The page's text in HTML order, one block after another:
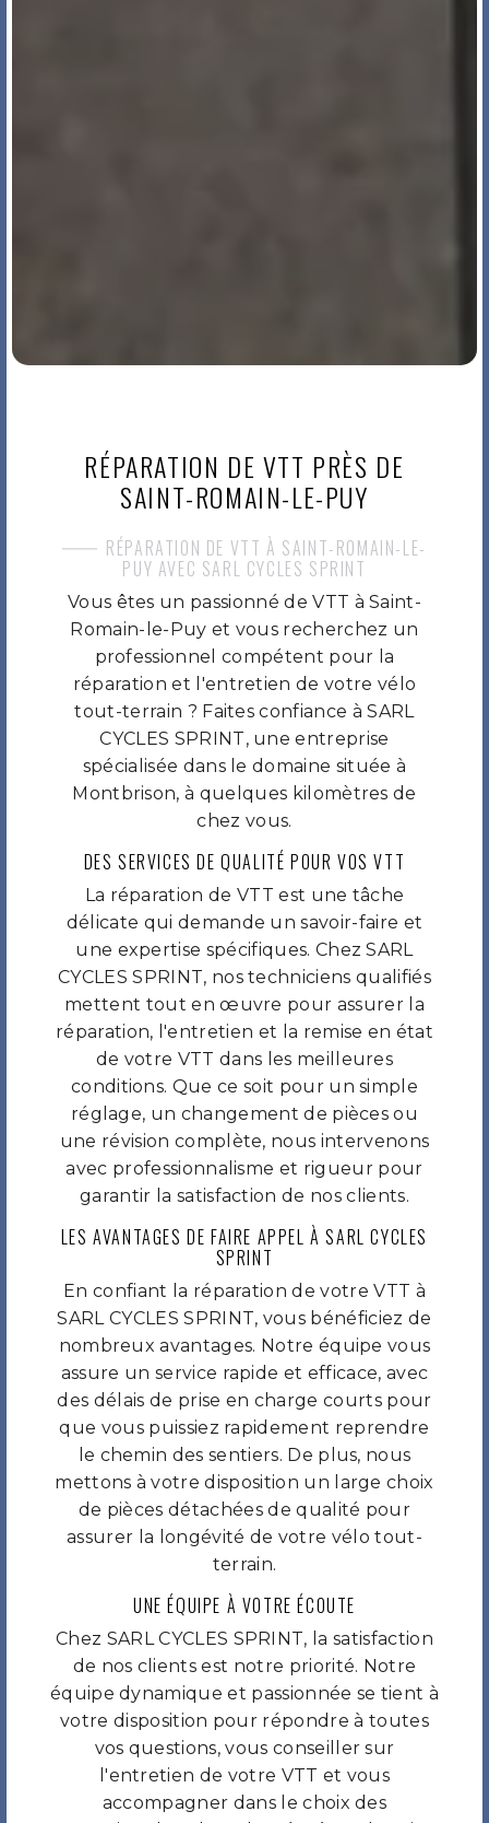
RÉPARATION DE VTT PRÈS DE
SAINT-ROMAIN-LE-PUY
RÉPARATION DE VTT À SAINT-ROMAIN-LE-
PUY AVEC SARL CYCLES SPRINT
Vous êtes un passionné de VTT à Saint-
Romain-le-Puy et vous recherchez un
professionnel compétent pour la
réparation et l'entretien de votre vélo
tout-terrain ? Faites confiance à SARL
CYCLES SPRINT, une entreprise
spécialisée dans le domaine située à
Montbrison, à quelques kilomètres de
chez vous.
DES SERVICES DE QUALITÉ POUR VOS VTT
La réparation de VTT est une tâche
délicate qui demande un savoir-faire et
une expertise spécifiques. Chez SARL
CYCLES SPRINT, nos techniciens qualifiés
mettent tout en œuvre pour assurer la
réparation, l'entretien et la remise en état
de votre VTT dans les meilleures
conditions. Que ce soit pour un simple
réglage, un changement de pièces ou
une révision complète, nous intervenons
avec professionnalisme et rigueur pour
garantir la satisfaction de nos clients.
LES AVANTAGES DE FAIRE APPEL À SARL CYCLES
SPRINT
En confiant la réparation de votre VTT à
SARL CYCLES SPRINT, vous bénéficiez de
nombreux avantages. Notre équipe vous
assure un service rapide et efficace, avec
des délais de prise en charge courts pour
que vous puissiez rapidement reprendre
le chemin des sentiers. De plus, nous
mettons à votre disposition un large choix
de pièces détachées de qualité pour
assurer la longévité de votre vélo tout-
terrain.
UNE ÉQUIPE À VOTRE ÉCOUTE
Chez SARL CYCLES SPRINT, la satisfaction
de nos clients est notre priorité. Notre
équipe dynamique et passionnée se tient à
votre disposition pour répondre à toutes
vos questions, vous conseiller sur
l'entretien de votre VTT et vous
accompagner dans le choix des